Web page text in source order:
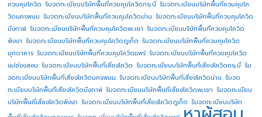
ควบคุมโควิด รับจดทะเบียนบริษัทพื้นที่ควบคุมโควิดกระบี่ รับจดทะเบียนบริษัทพื้นที่ควบคุมโค
วิดนครพนม รับจดทะเบียนบริษัทพื้นที่ควบคุมโควิดน่าน รับจดทะเบียนบริษัทพื้นที่ควบคุมโควิด
บึงกาฬ รับจดทะเบียนบริษัทพื้นที่ควบคุมโควิดพะเยา รับจดทะเบียนบริษัทพื้นที่ควบคุมโควิด
พังงา รับจดทะเบียนบริษัทพื้นที่ควบคุมโควิดภูเก็ต รับจดทะเบียนบริษัทพื้นที่ควบคุมโควิด
มุกดาหาร รับจดทะเบียนบริษัทพื้นที่ควบคุมโควิดแพร่ รับจดทะเบียนบริษัทพื้นที่ควบคุมโควิด
แม่ฮ่องสอน รับจดทะเบียนบริษัทพื้นที่เสี่ยงโควิด รับจดทะเบียนบริษัทพื้นที่เสี่ยงโควิดกระบี่ รับ
จดทะเบียนบริษัทพื้นที่เสี่ยงโควิดนครพนม รับจดทะเบียนบริษัทพื้นที่เสี่ยงโควิดน่าน รับจด
ทะเบียนบริษัทพื้นที่เสี่ยงโควิดบึงกาฬ รับจดทะเบียนบริษัทพื้นที่เสี่ยงโควิดพะเยา รับจดทะเบียน
บริษัทพื้นที่เสี่ยงโควิดพังงา รับจดทะเบียนบริษัทพื้นที่เสี่ยงโควิดภูเก็ต รับจดทะเบียนบริษัท